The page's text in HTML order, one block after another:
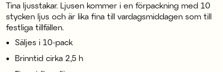
Tina ljusstakar. Ljusen kommer i en förpackning med 10
stycken ljus och är lika fina till vardagsmiddagen som till
festliga tillfällen.
Säljes i 10-pack
Brinntid cirka 2,5 h